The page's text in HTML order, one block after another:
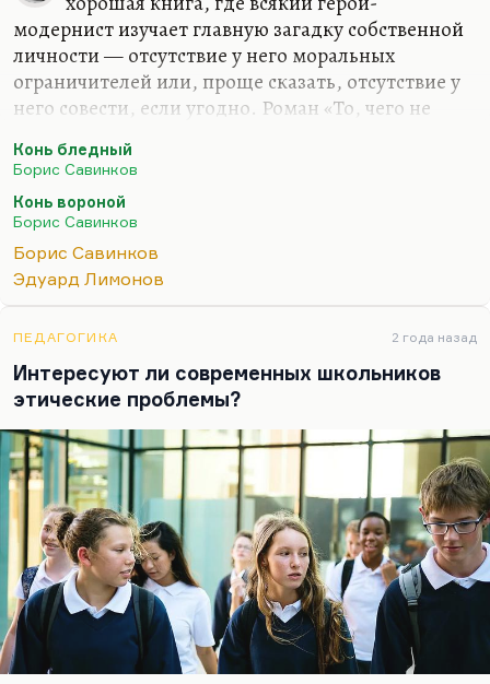
модернист изучает главную загадку собственной
личности — отсутствие у него моральных
ограничителей или, проще сказать, отсутствие у
него совести, если угодно. Роман «То, чего не
вороной» мне не был особенно интересен. Я
очень люблю стихи Савинкова, как и стихи
Савенко. Вот эти два «подростка», два уроженца
Харькова, так точно параллелящие друг друга,
вошедшие в литературу под псевдонимами
(Ропшин и Лимонов), мне более интересны как
гениальная, просто гениальная параллель.
Господь таким наглядным все делает в России. И
то, что они оба…
Конь бледный
Борис Савинков
Конь вороной
Борис Савинков
Борис Савинков
Эдуард Лимонов
ПЕДАГОГИКА 2 года назад
Интересуют ли современных школьников
этические проблемы?